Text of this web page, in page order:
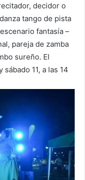
decidor o
tango de pista
fantasía –
pareja de zamba
sureño. El
11, a las 14